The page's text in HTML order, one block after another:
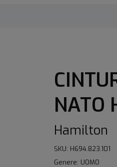
NATO
Hamilton
SKU: H694.823.101
Genere: UOMO